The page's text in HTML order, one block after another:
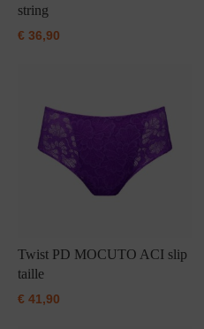
string
€ 36,90
Twist PD MOCUTO ACI slip
taille
€ 41,90